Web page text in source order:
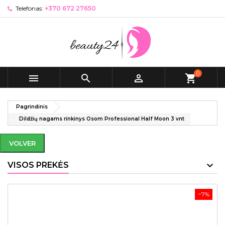
Telefonas: +370 672 27650
   shopping_cart0
Pagrindinis
Dildžių nagams rinkinys Osom Professional Half Moon 3 vnt
VOLVER
VISOS PREKĖS
−7%